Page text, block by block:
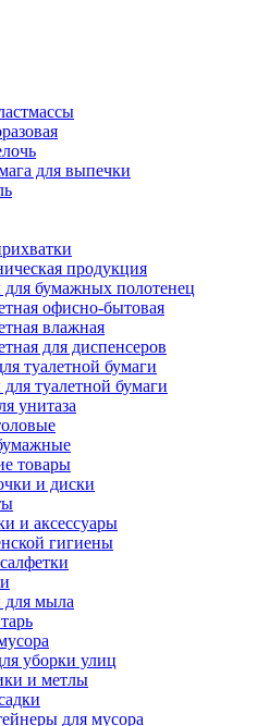
для выпечки
продукция
бумажных полотенец
офисно-бытовая
влажная
для диспенсеров
туалетной бумаги
туалетной бумаги
унитаза
товары
и диски
и аксессуары
гигиены
для мыла
уборки улиц
и метлы
для мусора